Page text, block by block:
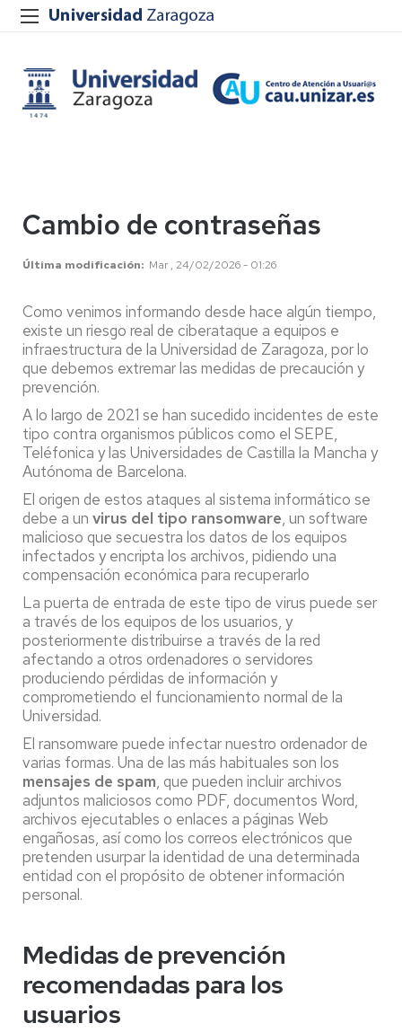
Cambio de contraseñas
Última modificación Mar , 24/02/2026 - 01:26
Como venimos informando desde hace algún tiempo,
existe un riesgo real de ciberataque a equipos e
infraestructura de la Universidad de Zaragoza, por lo
que debemos extremar las medidas de precaución y
prevención.
A lo largo de 2021 se han sucedido incidentes de este
tipo contra organismos públicos como el SEPE,
Teléfonica y las Universidades de Castilla la Mancha y
Autónoma de Barcelona.
El origen de estos ataques al sistema informático se
debe a un virus del tipo ransomware, un software
malicioso que secuestra los datos de los equipos
infectados y encripta los archivos, pidiendo una
compensación económica para recuperarlo
La puerta de entrada de este tipo de virus puede ser
a través de los equipos de los usuarios, y
posteriormente distribuirse a través de la red
afectando a otros ordenadores o servidores
produciendo pérdidas de información y
comprometiendo el funcionamiento normal de la
Universidad.
El ransomware puede infectar nuestro ordenador de
varias formas. Una de las más habituales son los
mensajes de spam, que pueden incluir archivos
adjuntos maliciosos como PDF, documentos Word,
archivos ejecutables o enlaces a páginas Web
engañosas, así como los correos electrónicos que
pretenden usurpar la identidad de una determinada
entidad con el propósito de obtener información
personal.
Medidas de prevención
recomendadas para los
usuarios